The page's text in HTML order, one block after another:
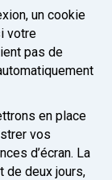
un cookie
votre
pas de
en place
vos
d’écran. La
de deux jours,